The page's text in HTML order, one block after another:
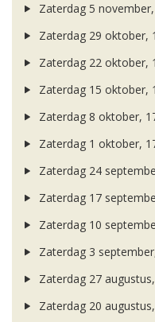
Zaterdag 5
Zaterdag 29 oktober,
Zaterdag 22 oktober,
Zaterdag 15 oktober,
Zaterdag 8 oktober,
Zaterdag 1 oktober,
Zaterdag 24
Zaterdag 17
Zaterdag 10
Zaterdag 3
Zaterdag 27
Zaterdag 20